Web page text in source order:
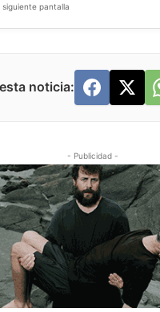
pantalla
noticia:
- Publicidad -